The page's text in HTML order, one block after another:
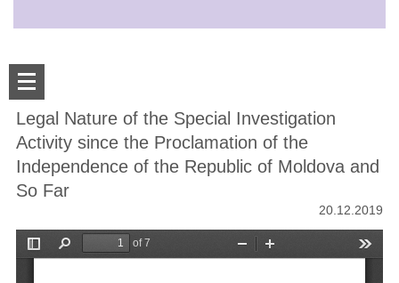
Legal Nature of the Special Investigation
Activity since the Proclamation of the
Independence of the Republic of Moldova and
So Far
20.12.2019